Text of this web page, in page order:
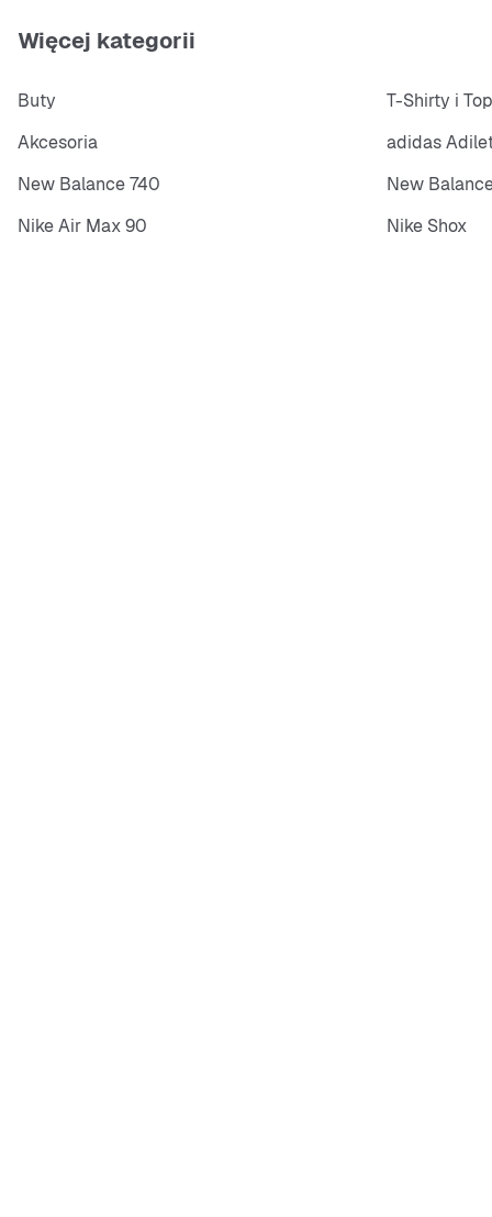
Więcej kategorii
Buty T-Shirty i
Akcesoria
adidas
New Balance 740
New
Nike Air Max 90
Nike Shox